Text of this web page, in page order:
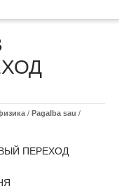
/ Pagalba sau /